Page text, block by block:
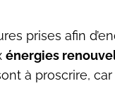
prises afin
énergies
à proscrire,